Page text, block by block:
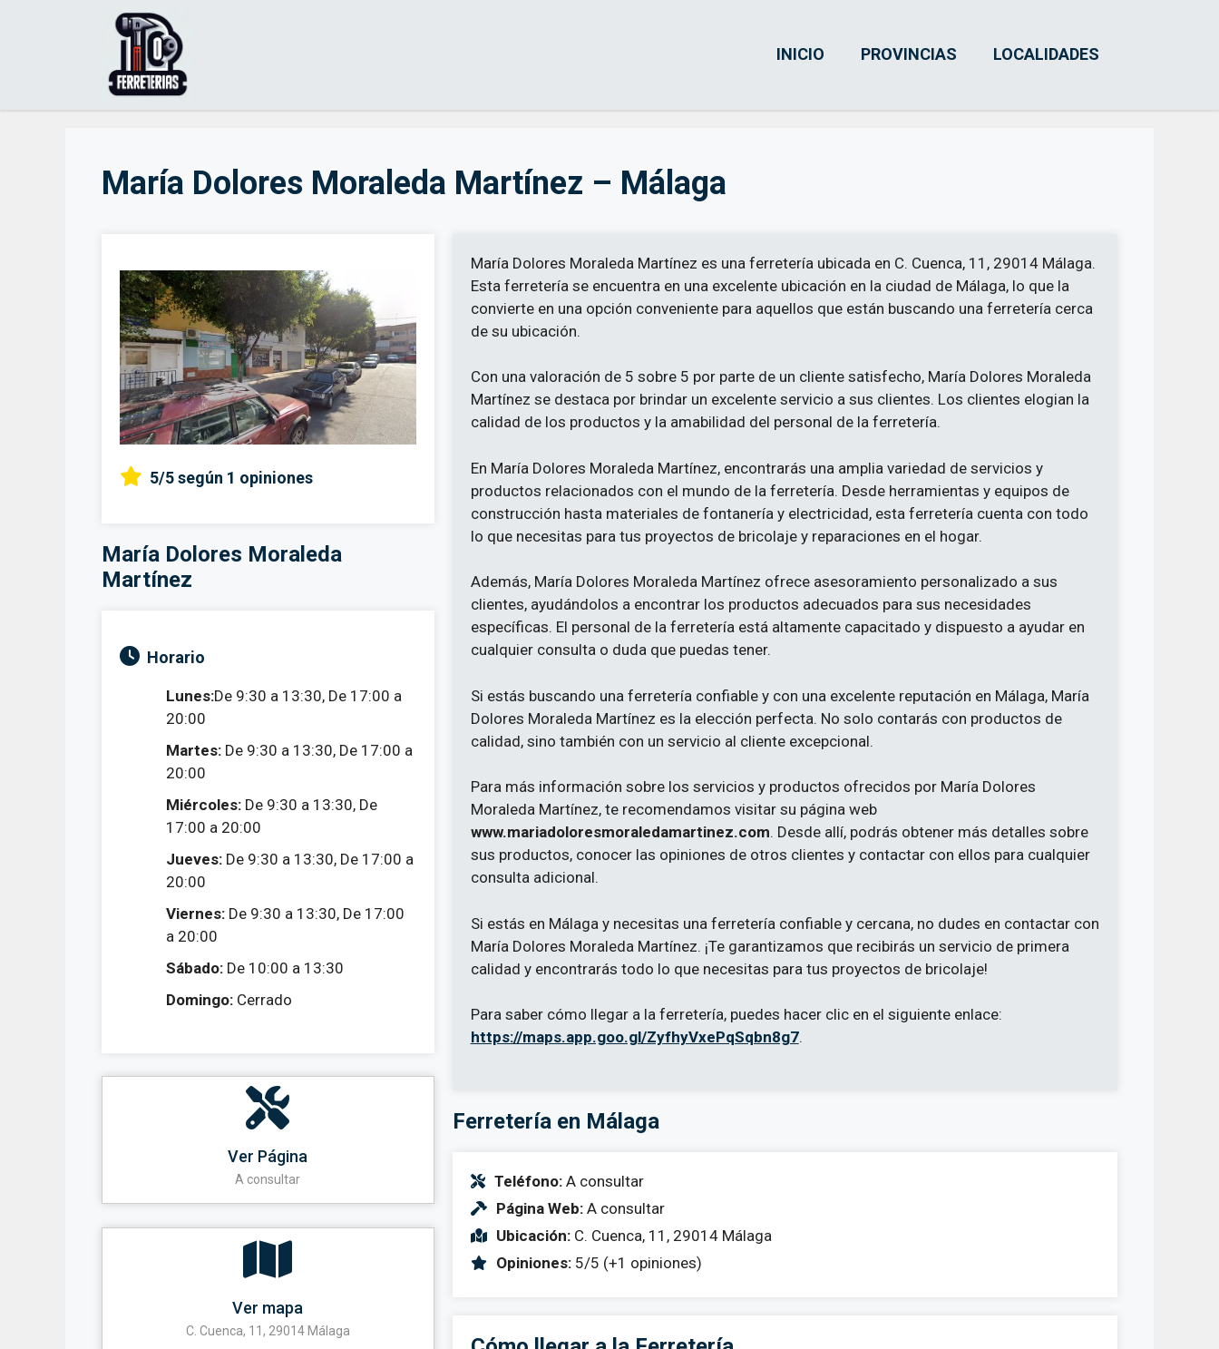
INICIO PROVINCIAS LOCALIDADES
María Dolores Moraleda Martínez – Málaga
5/5según 1 opiniones
María Dolores Moraleda
Martínez
Horario
Lunes:De 9:30 a 13:30, De 17:00 a
20:00
Martes: De 9:30 a 13:30, De 17:00 a
20:00
Miércoles: De 9:30 a 13:30, De
17:00 a 20:00
Jueves: De 9:30 a 13:30, De 17:00 a
20:00
Viernes: De 9:30 a 13:30, De 17:00
a 20:00
Sábado: De 10:00 a 13:30
Domingo: Cerrado
Ver Página
A consultar
Ver mapa
C. Cuenca, 11, 29014 Málaga
María Dolores Moraleda Martínez es una ferretería ubicada en C. Cuenca, 11, 29014 Málaga.
Esta ferretería se encuentra en una excelente ubicación en la ciudad de Málaga, lo que la
convierte en una opción conveniente para aquellos que están buscando una ferretería cerca
de su ubicación.
Con una valoración de 5 sobre 5 por parte de un cliente satisfecho, María Dolores Moraleda
Martínez se destaca por brindar un excelente servicio a sus clientes. Los clientes elogian la
calidad de los productos y la amabilidad del personal de la ferretería.
En María Dolores Moraleda Martínez, encontrarás una amplia variedad de servicios y
productos relacionados con el mundo de la ferretería. Desde herramientas y equipos de
construcción hasta materiales de fontanería y electricidad, esta ferretería cuenta con todo
lo que necesitas para tus proyectos de bricolaje y reparaciones en el hogar.
Además, María Dolores Moraleda Martínez ofrece asesoramiento personalizado a sus
clientes, ayudándolos a encontrar los productos adecuados para sus necesidades
específicas. El personal de la ferretería está altamente capacitado y dispuesto a ayudar en
cualquier consulta o duda que puedas tener.
Si estás buscando una ferretería confiable y con una excelente reputación en Málaga, María
Dolores Moraleda Martínez es la elección perfecta. No solo contarás con productos de
calidad, sino también con un servicio al cliente excepcional.
Para más información sobre los servicios y productos ofrecidos por María Dolores
Moraleda Martínez, te recomendamos visitar su página web
www.mariadoloresmoraledamartinez.com. Desde allí, podrás obtener más detalles sobre
sus productos, conocer las opiniones de otros clientes y contactar con ellos para cualquier
consulta adicional.
Si estás en Málaga y necesitas una ferretería confiable y cercana, no dudes en contactar con
María Dolores Moraleda Martínez. ¡Te garantizamos que recibirás un servicio de primera
calidad y encontrarás todo lo que necesitas para tus proyectos de bricolaje!
Para saber cómo llegar a la ferretería, puedes hacer clic en el siguiente enlace:
https://maps.app.goo.gl/ZyfhyVxePqSqbn8g7.
Ferretería en Málaga
Teléfono:A consultar
Página Web:A consultar
Ubicación:C. Cuenca, 11, 29014 Málaga
Opiniones:5/5 (+1 opiniones)